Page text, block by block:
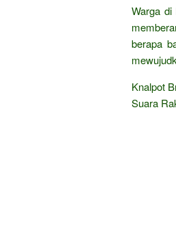
Warga
berapa
Knalpot
Suara